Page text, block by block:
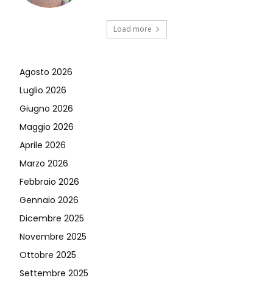
Load more
Agosto 2026
Luglio 2026
Giugno 2026
Maggio 2026
Aprile 2026
Marzo 2026
Febbraio 2026
Gennaio 2026
Dicembre 2025
Novembre 2025
Ottobre 2025
Settembre 2025